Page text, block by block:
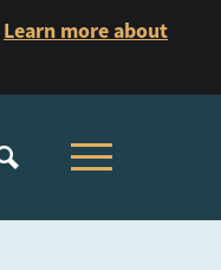
Learn more about